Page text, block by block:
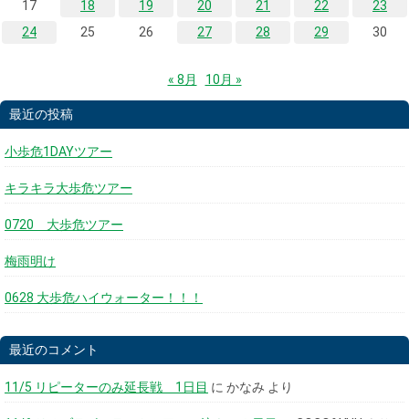
17
18 19 20 21 22
23
24
25 26 27 28 29 30
« 8月 10月 »
最近の投稿
小歩危1DAYツアー
キラキラ大歩危ツアー
0720 大歩危ツアー
梅雨明け
0628 大歩危ハイウォーター！！！
最近のコメント
11/5 リピーターのみ延長戦 1日目 に かなみ より